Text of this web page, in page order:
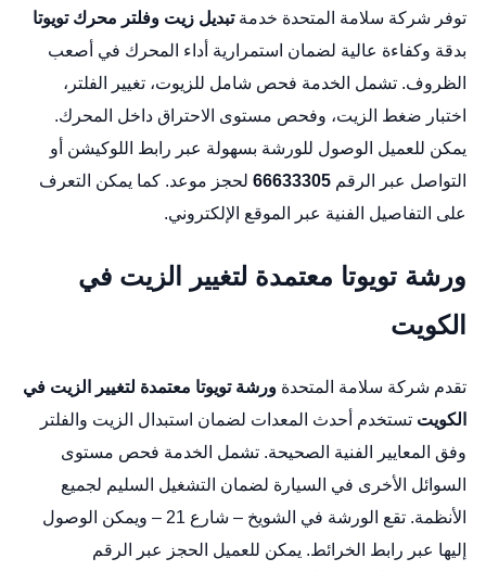
توفر شركة سلامة المتحدة خدمةتبديل زيت وفلتر محرك تويوتا
بدقة وكفاءة عالية لضمان استمرارية أداء المحرك في أصعب
الظروف. تشمل الخدمة فحص شامل للزيوت، تغيير الفلتر،
اختبار ضغط الزيت، وفحص مستوى الاحتراق داخل المحرك.
يمكن للعميل الوصول للورشة بسهولة عبر رابط اللوكيشن أو
التواصل عبر الرقم 66633305لحجز موعد. كما يمكن التعرف
على التفاصيل الفنية عبر
الموقع الإلكتروني.
ورشة تويوتا معتمدة لتغيير الزيت في
الكويت
تقدم شركة سلامة المتحدة ورشة تويوتا معتمدة لتغيير الزيت في
الكويت تستخدم أحدث المعدات لضمان استبدال الزيت والفلتر
وفق المعايير الفنية الصحيحة. تشمل الخدمة فحص مستوى
السوائل الأخرى في السيارة لضمان التشغيل السليم لجميع
الأنظمة. تقع الورشة في الشويخ – شارع 21 – ويمكن الوصول
إليها عبر رابط الخرائط. يمكن للعميل الحجز عبر الرقم